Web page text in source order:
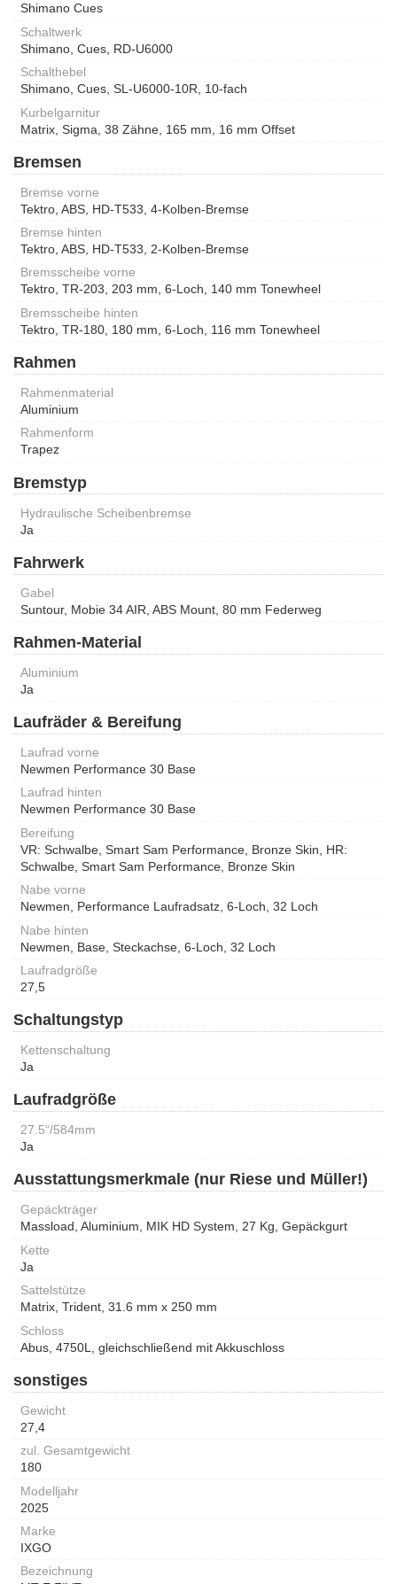
Shimano Cues
Schaltwerk
Shimano, Cues, RD-U6000
Schalthebel
Shimano, Cues, SL-U6000-10R, 10-fach
Kurbelgarnitur
Matrix, Sigma, 38 Zähne, 165 mm, 16 mm Offset
Bremsen
Bremse vorne
Tektro, ABS, HD-T533, 4-Kolben-Bremse
Bremse hinten
Tektro, ABS, HD-T533, 2-Kolben-Bremse
Bremsscheibe vorne
Tektro, TR-203, 203 mm, 6-Loch, 140 mm Tonewheel
Bremsscheibe hinten
Tektro, TR-180, 180 mm, 6-Loch, 116 mm Tonewheel
Rahmen
Rahmenmaterial
Aluminium
Rahmenform
Trapez
Bremstyp
Hydraulische Scheibenbremse
Ja
Fahrwerk
Gabel
Suntour, Mobie 34 AIR, ABS Mount, 80 mm Federweg
Rahmen-Material
Aluminium
Ja
Laufräder & Bereifung
Laufrad vorne
Newmen Performance 30 Base
Laufrad hinten
Newmen Performance 30 Base
Bereifung
VR: Schwalbe, Smart Sam Performance, Bronze Skin, HR:
Schwalbe, Smart Sam Performance, Bronze Skin
Nabe vorne
Newmen, Performance Laufradsatz, 6-Loch, 32 Loch
Nabe hinten
Newmen, Base, Steckachse, 6-Loch, 32 Loch
Laufradgröße
27,5
Schaltungstyp
Kettenschaltung
Ja
Laufradgröße
27.5“/584mm
Ja
Ausstattungsmerkmale (nur Riese und Müller!)
Gepäckträger
Massload, Aluminium, MIK HD System, 27 Kg, Gepäckgurt
Kette
Ja
Sattelstütze
Matrix, Trident, 31.6 mm x 250 mm
Schloss
Abus, 4750L, gleichschließend mit Akkuschloss
sonstiges
Gewicht
27,4
zul. Gesamtgewicht
180
Modelljahr
2025
Marke
IXGO
Bezeichnung